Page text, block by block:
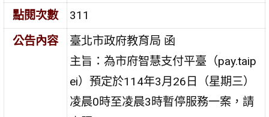
點閱次數
311
公告內容
臺北市政府教育局 函
主旨：為市府智慧支付平臺（pay.taip
ei）預定於114年3月26日（星期三）
凌晨0時至凌晨3時暫停服務一案，請